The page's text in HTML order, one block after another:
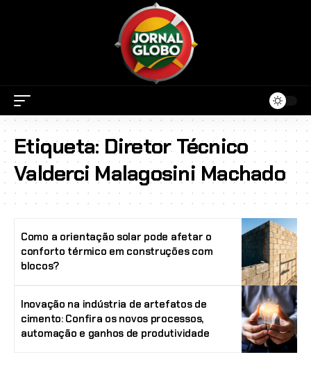
Etiqueta: Diretor Técnico
Valderci Malagosini Machado
Como a orientação solar pode afetar o
conforto térmico em construções com
blocos?
Inovação na indústria de artefatos de
cimento: Confira os novos processos,
automação e ganhos de produtividade